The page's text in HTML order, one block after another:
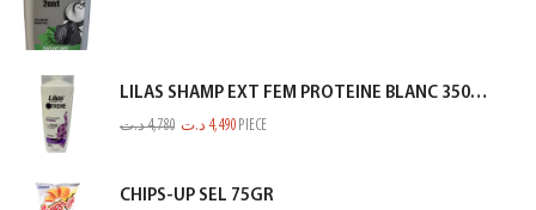
LILAS SHAMP EXT FEM PROTEINE BLANC 350ML
4,780د.ت 4,490 د.ت PIECE
CHIPS-UP SEL 75GR